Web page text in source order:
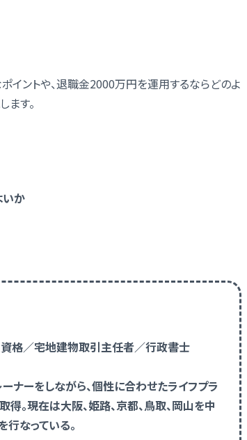
イントや、退職金2000万円を運用するならどのよ
す。
いか
格／宅地建物取引主任者／行政書士
ナーをしながら、個性に合わせたライフプラ
。現在は大阪、姫路、京都、鳥取、岡山を中
なっている。